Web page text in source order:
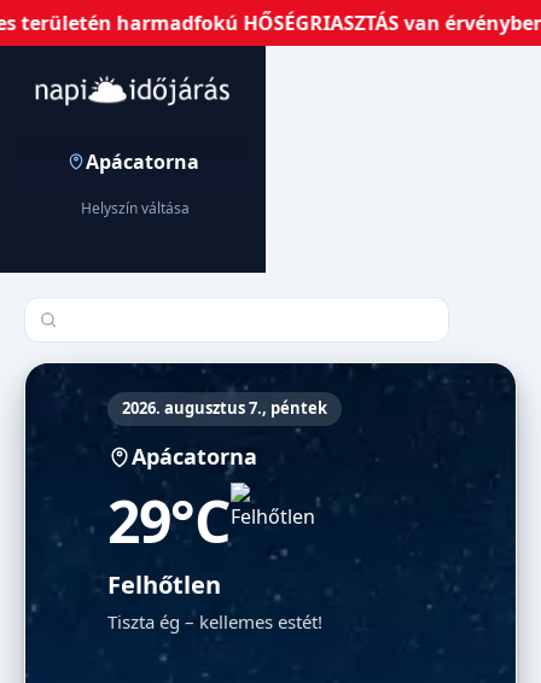
harmadfokú HŐSÉGRIASZTÁS van érvényben!
Apácatorna
Helyszín váltása
Település keresése
2026. augusztus 7., péntek
Apácatorna
29°C
Felhőtlen
Tiszta ég – kellemes estét!